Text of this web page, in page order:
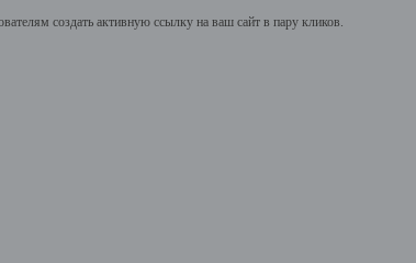
создать активную ссылку на ваш сайт в пару кликов.